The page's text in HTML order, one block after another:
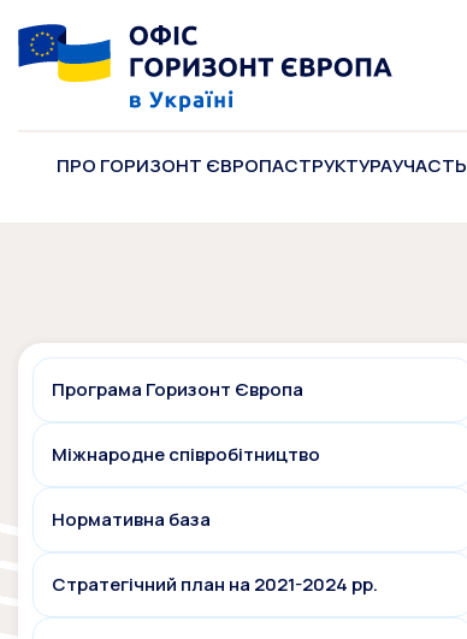
ПРО ГОРИЗОНТ ЄВРОПАСТРУКТУРАУЧАСТЬ
Програма Горизонт Європа
Міжнародне співробітництво
Нормативна база
Стратегічний план на 2021-2024 рр.